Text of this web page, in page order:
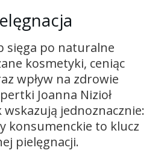
sięga po naturalne
kosmetyki, ceniąc
wpływ na zdrowie
Joanna Nizioł
jednoznacznie:
konsumenckie to klucz
pielęgnacji.